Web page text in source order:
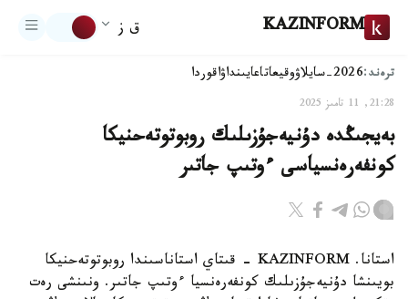
KAZINFORM ق ز
ترەند:2026-سايلاۋ وقيعاتاعايىنداۋاقوردا
21:28, 11 تامىز 2025
بەيجىڭدە دۇنيەجۇزىلىك روبوتوتەحنيكا
كونفەرەنسياسى ءوتىپ جاتىر
استانا. KAZINFORM - قىتاي استاناسىندا روبوتوتەحنيكا
بويىنشا دۇنيەجۇزىلىك كونفەرەنسيا ءوتىپ جاتىر. ونىنشى رەت